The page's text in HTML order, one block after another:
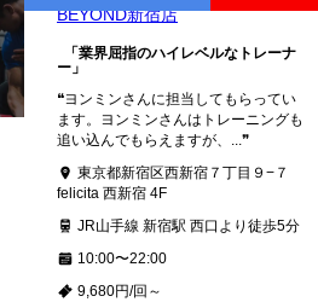
BEYOND新宿店
「業界屈指のハイレベルなトレーナ
ー」
❝ヨンミンさんに担当してもらってい
ます。ヨンミンさんはトレーニングも
追い込んでもらえますが、...❞
東京都新宿区西新宿７丁目９−７
felicita 西新宿 4F
JR山手線 新宿駅 西口より徒歩5分
10:00〜22:00
9,680円/回～